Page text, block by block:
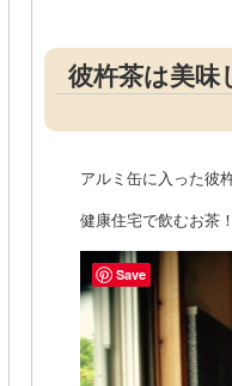
彼杵茶は美
アルミ缶に入った彼
健康住宅で飲むお茶
Save